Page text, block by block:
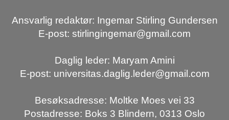
Ansvarlig redaktør: Ingemar Stirling Gundersen
E-post: stirlingingemar@gmail.com
Daglig leder: Maryam Amini
E-post: universitas.daglig.leder@gmail.com
Besøksadresse: Moltke Moes vei 33
Postadresse: Boks 3 Blindern, 0313 Oslo